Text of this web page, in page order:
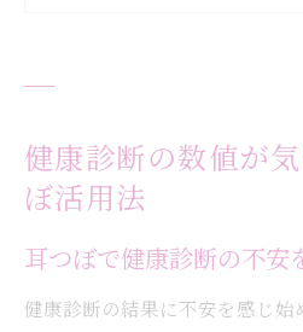
体型管理に耳つぼジュエ
耳つぼジュエリーで
耳つぼジュエリー施
耳つぼジュエリーで
健康診断の数値が
ぼ活用法
耳つぼで健康診断の不安
健康診断の結果に不安を感じ始